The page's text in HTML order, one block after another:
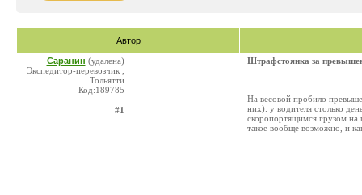
Автор
Саранин (удалена)
Экспедитор-перевозчик ,
Тольятти
Код:189785
#1
Штрафстоянка за
На весовой пробило
них). у водителя столько
скоропортящимся грузом на
такое вообще возможно, и